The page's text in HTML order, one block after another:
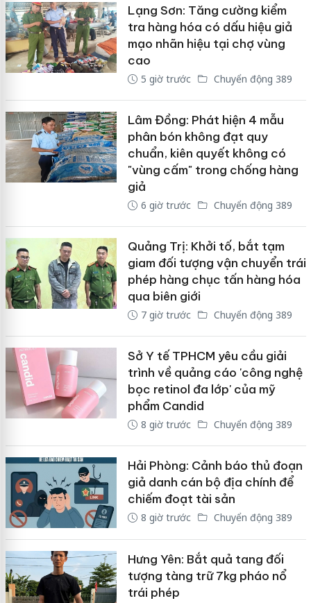
Lạng Sơn: Tăng cường kiểm
tra hàng hóa có dấu hiệu giả
mạo nhãn hiệu tại chợ vùng
cao
5 giờ trước Chuyển động 389
Lâm Đồng: Phát hiện 4 mẫu
phân bón không đạt quy
chuẩn, kiên quyết không có
"vùng cấm" trong chống hàng
giả
6 giờ trước Chuyển động 389
Quảng Trị: Khởi tố, bắt tạm
giam đối tượng vận chuyển trái
phép hàng chục tấn hàng hóa
qua biên giới
7 giờ trước Chuyển động 389
Sở Y tế TPHCM yêu cầu giải
trình về quảng cáo 'công nghệ
bọc retinol đa lớp' của mỹ
phẩm Candid
8 giờ trước Chuyển động 389
Hải Phòng: Cảnh báo thủ đoạn
giả danh cán bộ địa chính để
chiếm đoạt tài sản
8 giờ trước Chuyển động 389
Hưng Yên: Bắt quả tang đối
tượng tàng trữ 7kg pháo nổ
trái phép